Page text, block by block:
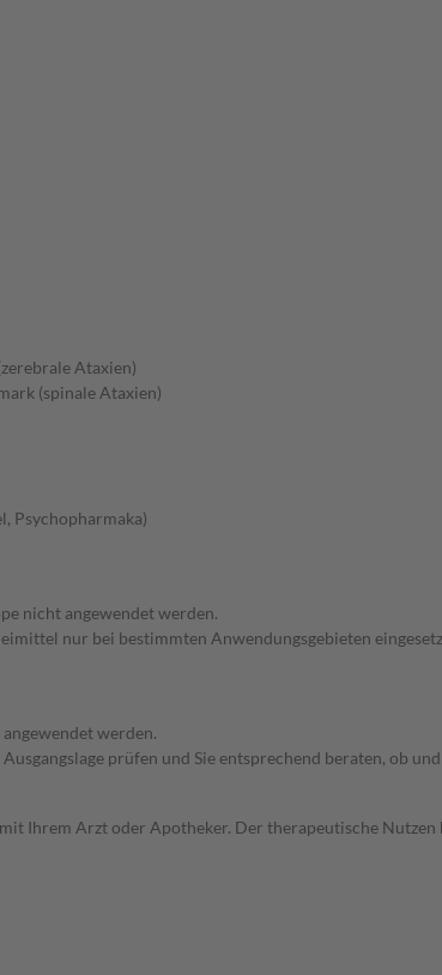
Ataxien)
(spinale Ataxien)
Psychopharmaka)
nicht angewendet werden.
nur bei bestimmten Anwendungsgebieten
werden.
prüfen und Sie entsprechend beraten, ob
Ihrem Arzt oder Apotheker. Der therapeutische Nutzen